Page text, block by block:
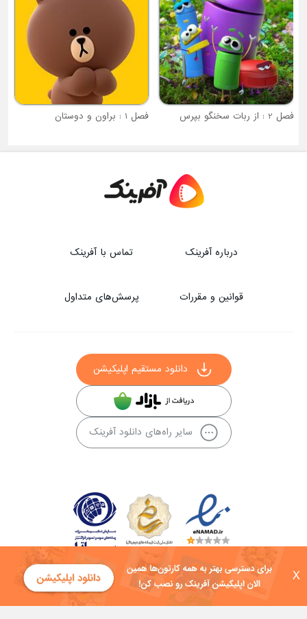
X
فصل 2 : از ربات سخنگو بپرس فصل 1 : براون و دوستان
درباره آفرینک تماس با آفرینک
قوانین و مقررات پرسش‌های متداول
دانلود مستقیم اپلیکیشن
سایر راه‌های دانلود آفرینک
کلیه حقوق این سایت به شرکت توسعه فناوی هفت آسمان توکان تعلق دارد و